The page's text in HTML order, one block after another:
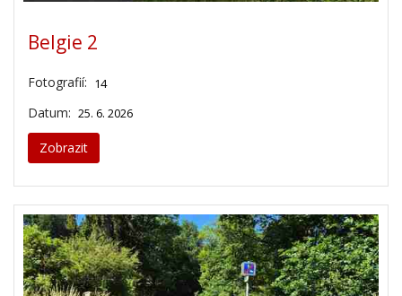
Belgie 2
Fotografií: 14
Datum: 25. 6. 2026
Zobrazit